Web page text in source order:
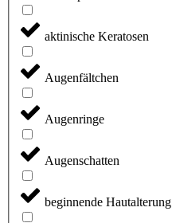
aktinische Keratosen
Augenfältchen
Augenringe
Augenschatten
beginnende Hautalterung